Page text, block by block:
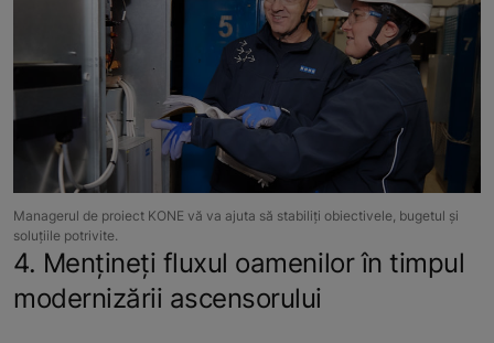
Managerul de proiect KONE vă va ajuta să stabiliți obiectivele, bugetul și
soluțiile potrivite.
4. Mențineți fluxul oamenilor în timpul
modernizării ascensorului